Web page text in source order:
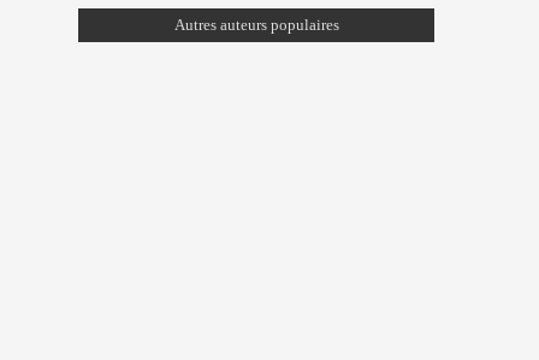
Autres auteurs populaires